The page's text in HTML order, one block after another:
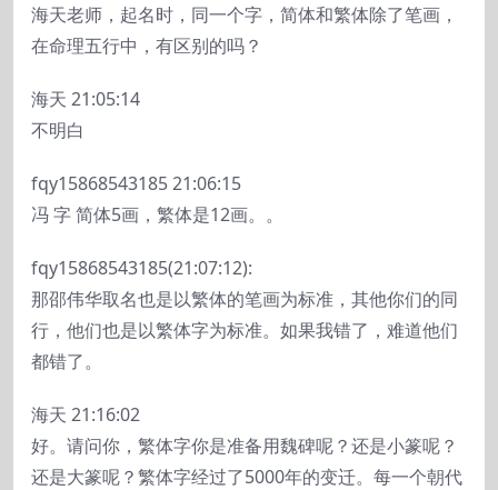
海天老师，起名时，同一个字，简体和繁体除了笔画，
在命理五行中，有区别的吗？
海天 21:05:14
不明白
fqy1586854318521:06:15
冯 字 简体5画，繁体是12画。。
fqy15868543185(21:07:12):
那邵伟华取名也是以繁体的笔画为标准，其他你们的同
行，他们也是以繁体字为标准。如果我错了，难道他们
都错了。
海天 21:16:02
好。请问你，繁体字你是准备用魏碑呢？还是小篆呢？
还是大篆呢？繁体字经过了5000年的变迁。每一个朝代